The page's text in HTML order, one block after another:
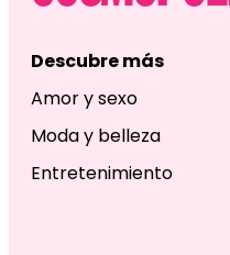
Descubre más
Amor y sexo
Moda y belleza
Entretenimiento